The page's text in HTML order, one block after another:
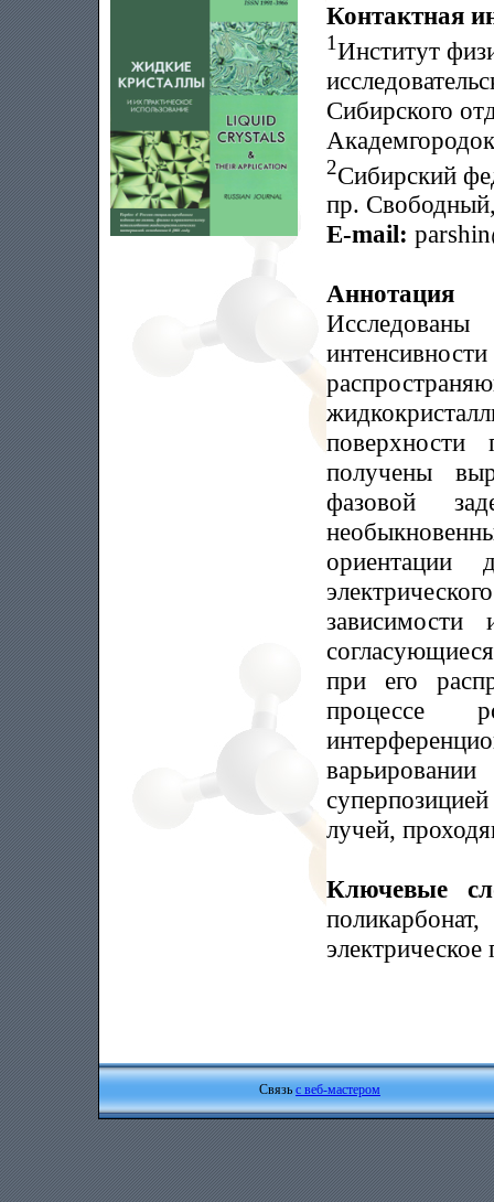
Контактная
1Институт
Сибирского
2Сибирский
пр.
E-mail:
Аннотация
поверхности
получены
фазовой
ориентации
зависимости
при его
процессе
лучей,
Ключевые
электрическое
Связь с веб-мастером